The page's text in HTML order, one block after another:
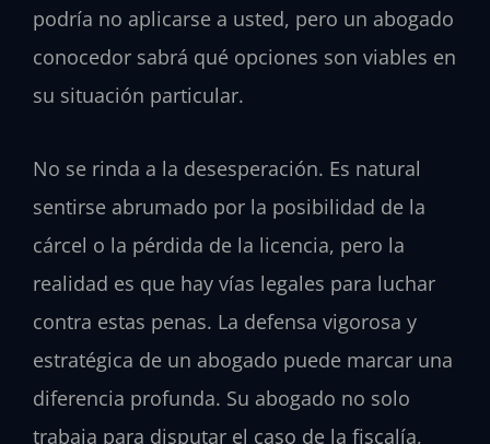
podría no aplicarse a usted, pero un abogado
conocedor sabrá qué opciones son viables en
su situación particular.
No se rinda a la desesperación. Es natural
sentirse abrumado por la posibilidad de la
cárcel o la pérdida de la licencia, pero la
realidad es que hay vías legales para luchar
contra estas penas. La defensa vigorosa y
estratégica de un abogado puede marcar una
diferencia profunda. Su abogado no solo
trabaja para disputar el caso de la fiscalía,